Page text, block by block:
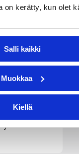
on kerätty, kun olet
Salli kaikki
Muokkaa
Kiellä
ja viimeksi